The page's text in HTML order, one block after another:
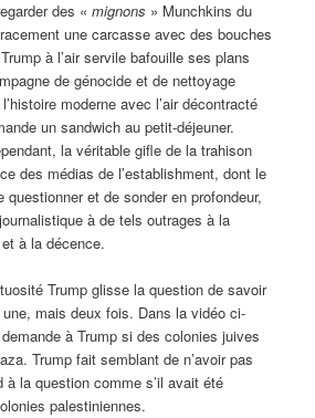
des «mignons » Munchkins du
une carcasse avec des bouches
à l’air servile bafouille ses plans
de génocide et de nettoyage
moderne avec l’air décontracté
un sandwich au petit-déjeuner.
la véritable gifle de la trahison
des médias de l’establishment, dont le
questionner et de sonder en profondeur,
à de tels outrages à la
à la décence.
Trump glisse la question de savoir
mais deux fois. Dans la vidéo ci-
à Trump si des colonies juives
Trump fait semblant de n’avoir pas
à la question comme s’il avait été
palestiniennes.